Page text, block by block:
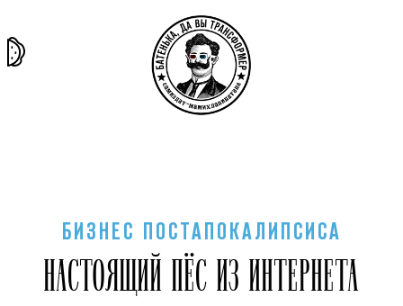
БИЗНЕС ПОСТАПОКАЛИПСИСА
НАСТОЯЩИЙ ПЁС ИЗ ИНТЕРНЕТА